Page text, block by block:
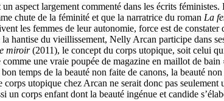
aspect largement commenté dans les écrits
chute de la féminité et que la narratrice du roman La
les femmes de leur autonomie, force est de
hantise du vieillissement, Nelly Arcan participe dans
miroir(2011), le concept du corps utopique, soit celui
une vraie poupée de magazine en maillot de
temps de la beauté non faite de canons, la beauté
utopique chez Arcan ne serait donc pas
un corps enfant dont la beauté ingénue et candide